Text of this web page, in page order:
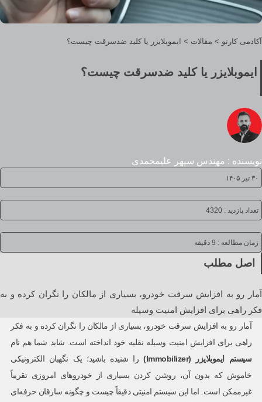
آکادمی کارنو > مقالات > ایموبلایزر یا کلید ضدسرقت چیست؟
ایموبلایزر یا کلید ضدسرقت چیست؟
نویسنده : مهندس سپهر علیمحمدی
۳۰ تیر ۱۴۰۵
تعداد بازدید : 4320
زمان مطالعه : 9 دقیقه
اصل مطلب
آمار رو به افزایش سرقت خودرو، بسیاری از مالکان را نگران کرده و به
فکر راهی برای افزایش امنیت وسیله
آمار رو به افزایش سرقت خودرو، بسیاری از مالکان را نگران کرده و به فکر
راهی برای افزایش امنیت وسیله نقلیه خود انداخته است. شاید شما هم نام
سیستم ایموبلایزر
(Immobilizer)
را شنیده باشید؛ یک نگهبان الکترونیکی
خاموش که بدون آن، روشن کردن بسیاری از خودروهای امروزی تقریباً
غیرممکن است. اما این سیستم امنیتی دقیقاً چیست و چگونه سارقان حرفه‌ای